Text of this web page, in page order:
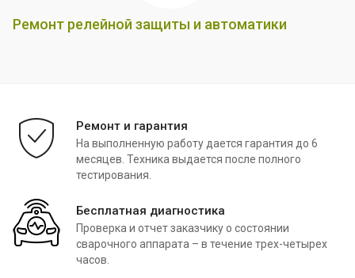
Ремонт релейной защиты и автоматики
Ремонт и гарантия
На выполненную работу дается гарантия до 6
месяцев. Техника выдается после полного
тестирования.
Бесплатная диагностика
Проверка и отчет заказчику о состоянии
сварочного аппарата – в течение трех-четырех
часов.